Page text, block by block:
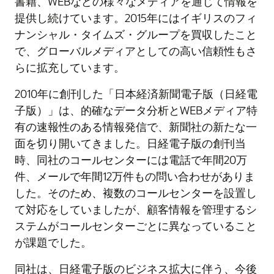
提供し続けています。2015年にはイギリスのフィ
ナンシャル・タイムズ・グループを買収したこと
で、グローバルメディアとしての高い信頼性もさ
らに拡充しています。
2010年に創刊した「日本経済新聞電子版（日経電
子版）」は、的確なデータ分析とWEBメディア特
有の速報性のある情報発信で、新聞社の新たな一
面を切り開いてきました。日経電子版の創刊当
時、同社のコールセンターには電話で年間20万
件、メールで年間12万件もの問い合わせがありま
した。そのため、複数のコールセンターを設置し
て対応をしていましたが、顧客情報を管理するシ
ステムがコールセンターごとに異なっていること
が課題でした。
同社は、日経電子版のビジネス拡大に伴う、今後